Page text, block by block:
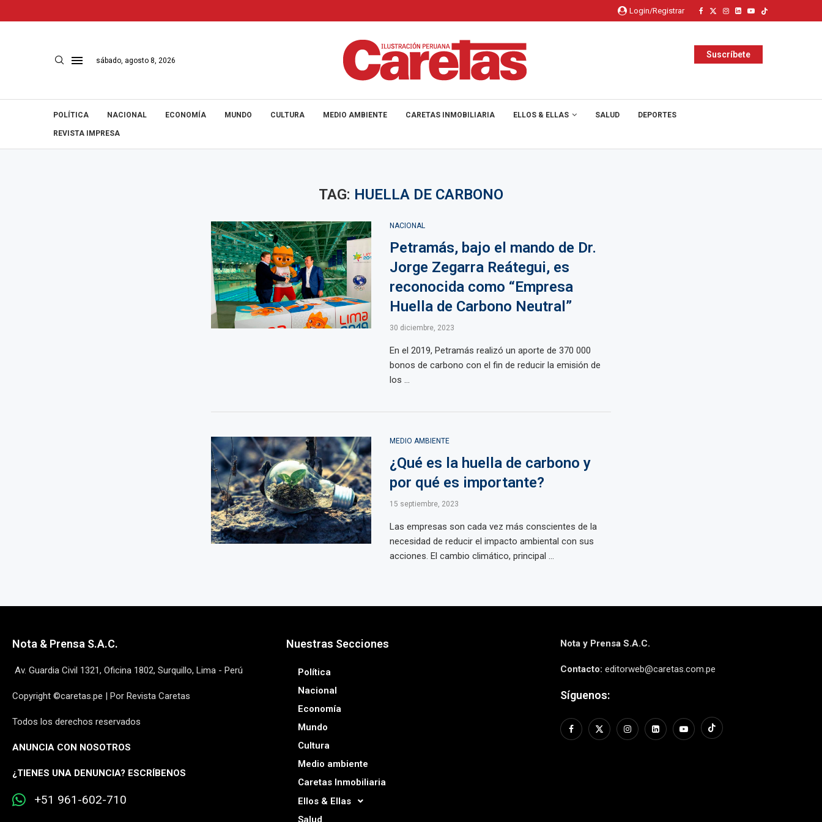
Login/Registrar
sábado, agosto 8, 2026
Suscríbete
POLÍTICA NACIONAL ECONOMÍA MUNDO CULTURA MEDIO AMBIENTE CARETAS INMOBILIARIA ELLOS & ELLAS SALUD DEPORTES
REVISTA IMPRESA
TAG: HUELLA DE CARBONO
NACIONAL
Petramás, bajo el mando de Dr.
Jorge Zegarra Reátegui, es
reconocida como “Empresa
Huella de Carbono Neutral”
30 diciembre, 2023
En el 2019, Petramás realizó un aporte de 370 000
bonos de carbono con el fin de reducir la emisión de
los ...
MEDIO AMBIENTE
¿Qué es la huella de carbono y
por qué es importante?
15 septiembre, 2023
Las empresas son cada vez más conscientes de la
necesidad de reducir el impacto ambiental con sus
acciones. El cambio climático, principal ...
Nota & Prensa S.A.C.
Av. Guardia Civil 1321, Oficina 1802, Surquillo, Lima - Perú
Copyright ©caretas.pe | Por Revista Caretas
Todos los derechos reservados
ANUNCIA CON NOSOTROS
¿TIENES UNA DENUNCIA? ESCRÍBENOS
+51 961-602-710
Nuestras Secciones
Política
Nacional
Economía
Mundo
Cultura
Medio ambiente
Caretas Inmobiliaria
Ellos & Ellas
Salud
Nota y Prensa S.A.C.
Contacto: editorweb@caretas.com.pe
Síguenos: